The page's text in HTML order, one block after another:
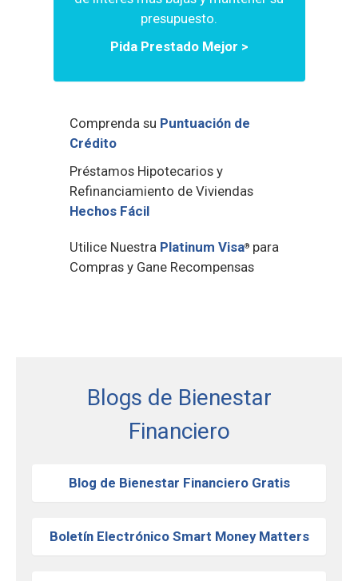
presupuesto.
Pida Prestado Mejor >
Comprenda su Puntuación de
Crédito
Préstamos Hipotecarios y
Refinanciamiento de Viviendas
Hechos Fácil
Utilice Nuestra Platinum Visa®para
Compras y Gane Recompensas
Blogs de Bienestar
Financiero
Blog de Bienestar Financiero Gratis
Boletín Electrónico Smart Money Matters